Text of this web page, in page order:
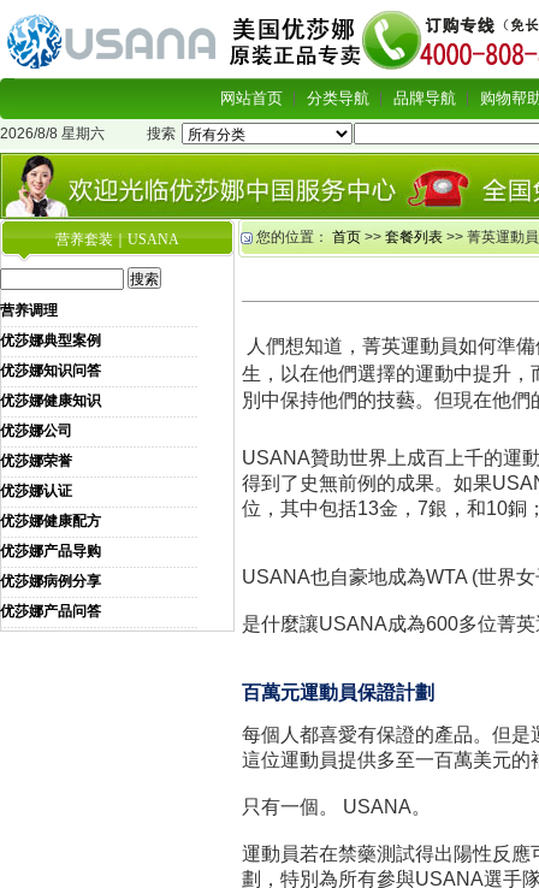
网站首页 分类导航 品牌导航 购物帮
2026/8/8 星期六 搜索
营养套装｜USANA
营养调理
优莎娜典型案例
优莎娜知识问答
优莎娜健康知识
优莎娜公司
优莎娜荣誉
优莎娜认证
优莎娜健康配方
优莎娜产品导购
优莎娜病例分享
优莎娜产品问答
您的位置： 首页 >> 套餐列表 >> 菁英運動
人們想知道，菁英運動員如何準
生，以在他們選擇的運動中提升
別中保持他們的技藝。但現在他
USANA贊助世界上成百上千的運
得到了史無前例的成果。如果
位，其中包括13金，7銀，和10銅
USANA也自豪地成為WTA (世界
是什麼讓USANA成為600多位菁
百萬元運動員保證計劃
每個人都喜愛有保證的產品。但
這位運動員提供多至一百萬美元的
只有一個。 USANA。
運動員若在禁藥測試得出陽性反
劃，特別為所有參與USANA選手